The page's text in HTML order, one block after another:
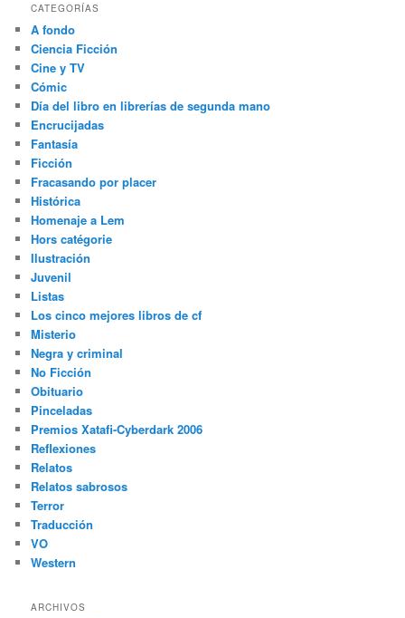
CATEGORÍAS
A fondo
Ciencia Ficción
Cine y TV
Cómic
Día del libro en librerías de segunda mano
Encrucijadas
Fantasía
Ficción
Fracasando por placer
Histórica
Homenaje a Lem
Hors catégorie
Ilustración
Juvenil
Listas
Los cinco mejores libros de cf
Misterio
Negra y criminal
No Ficción
Obituario
Pinceladas
Premios Xatafi-Cyberdark 2006
Reflexiones
Relatos
Relatos sabrosos
Terror
Traducción
VO
Western
ARCHIVOS